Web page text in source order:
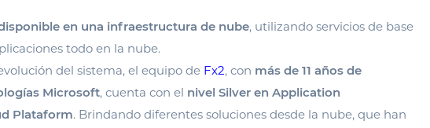
en una infraestructura de nube, utilizando servicios de base
todo en la nube.
del sistema, el equipo de Fx2, con más de 11 años de
Microsoft, cuenta con el nivel Silver en Application
Plataform. Brindando diferentes soluciones desde la nube, que han